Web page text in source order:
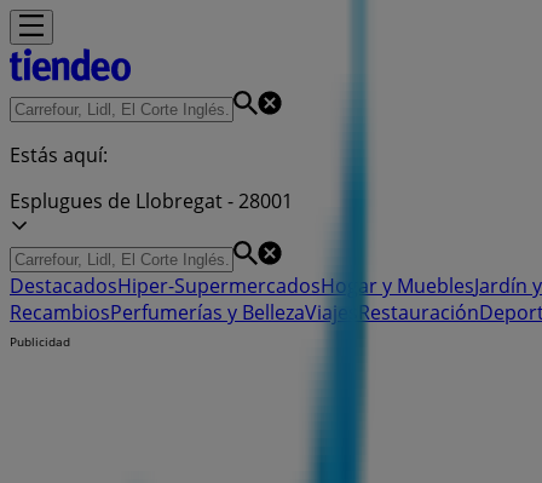
Estás aquí:
Esplugues de Llobregat - 28001
DestacadosHiper-SupermercadosHogar y MueblesJardín
RecambiosPerfumerías y BellezaViajes Restauración
Publicidad